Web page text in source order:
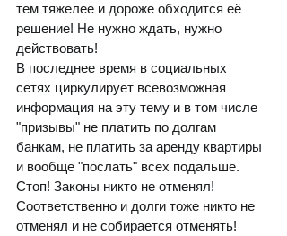
тем тяжелее и дороже обходится её
решение! Не нужно ждать, нужно
действовать!
В последнее время в социальных
сетях циркулирует всевозможная
информация на эту тему и в том числе
"призывы" не платить по долгам
банкам, не платить за аренду квартиры
и вообще "послать" всех подальше.
Стоп! Законы никто не отменял!
Соответственно и долги тоже никто не
отменял и не собирается отменять!